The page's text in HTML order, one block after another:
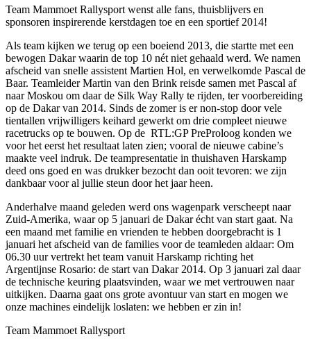
Team Mammoet Rallysport wenst alle fans, thuisblijvers en
sponsoren inspirerende kerstdagen toe en een sportief 2014!
Als team kijken we terug op een boeiend 2013, die startte met een
bewogen Dakar waarin de top 10 nét niet gehaald werd. We namen
afscheid van snelle assistent Martien Hol, en verwelkomde Pascal de
Baar. Teamleider Martin van den Brink reisde samen met Pascal af
naar Moskou om daar de Silk Way Rally te rijden, ter voorbereiding
op de Dakar van 2014. Sinds de zomer is er non-stop door vele
tientallen vrijwilligers keihard gewerkt om drie compleet nieuwe
racetrucks op te bouwen. Op de RTL:GP PreProloog konden we
voor het eerst het resultaat laten zien; vooral de nieuwe cabine’s
maakte veel indruk. De teampresentatie in thuishaven Harskamp
deed ons goed en was drukker bezocht dan ooit tevoren: we zijn
dankbaar voor al jullie steun door het jaar heen.
Anderhalve maand geleden werd ons wagenpark verscheept naar
Zuid-Amerika, waar op 5 januari de Dakar écht van start gaat. Na
een maand met familie en vrienden te hebben doorgebracht is 1
januari het afscheid van de families voor de teamleden aldaar: Om
06.30 uur vertrekt het team vanuit Harskamp richting het
Argentijnse Rosario: de start van Dakar 2014. Op 3 januari zal daar
de technische keuring plaatsvinden, waar we met vertrouwen naar
uitkijken. Daarna gaat ons grote avontuur van start en mogen we
onze machines eindelijk loslaten: we hebben er zin in!
Team Mammoet Rallysport